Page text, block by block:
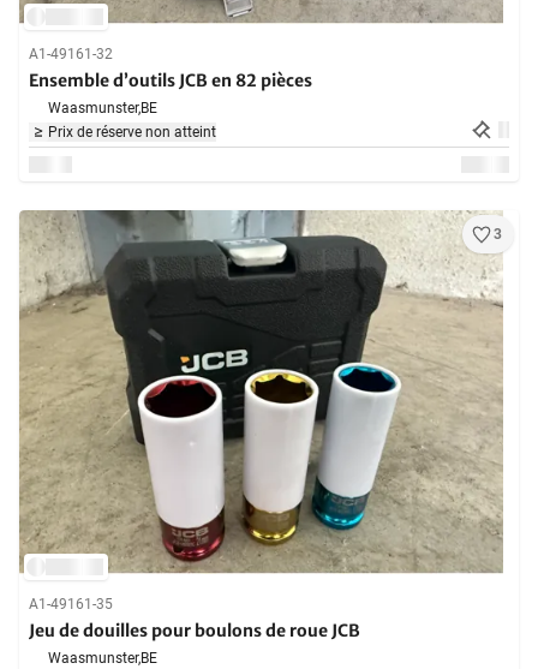
A1-49161-32
Ensemble d’outils JCB en 82 pièces
Waasmunster,BE
Prix de réserve non atteint
3
A1-49161-35
Jeu de douilles pour boulons de roue JCB
Waasmunster,BE